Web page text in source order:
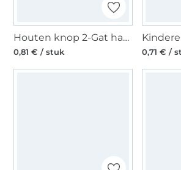
Houten knop 2-Gat handje, naturel
0,81 € / stuk 0,71 € /